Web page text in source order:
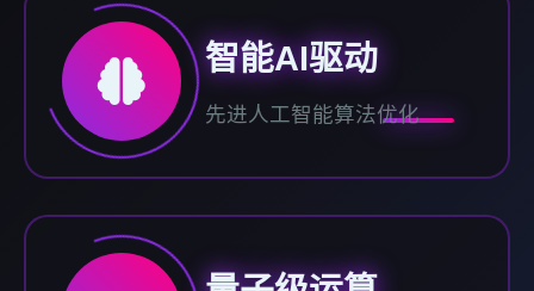
智能AI驱动
先进人工智能算法优化